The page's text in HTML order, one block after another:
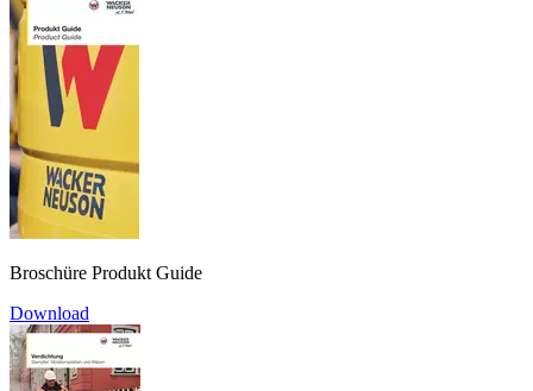
Broschüre Produkt Guide
Download